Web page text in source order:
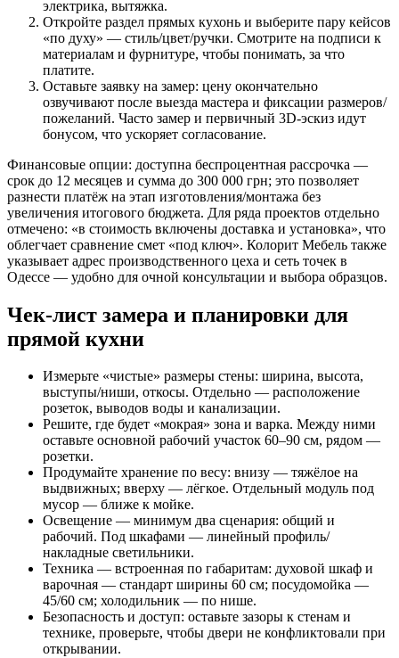
электрика, вытяжка.
Откройте раздел прямых кухонь и выберите пару кейсов
«по духу» — стиль/цвет/ручки. Смотрите на подписи к
материалам и фурнитуре, чтобы понимать, за что
платите.
Оставьте заявку на замер: цену окончательно
озвучивают после выезда мастера и фиксации размеров/
пожеланий. Часто замер и первичный 3D-эскиз идут
бонусом, что ускоряет согласование.
Финансовые опции: доступна беспроцентная рассрочка —
срок до 12 месяцев и сумма до 300 000 грн; это позволяет
разнести платёж на этап изготовления/монтажа без
увеличения итогового бюджета. Для ряда проектов отдельно
отмечено: «в стоимость включены доставка и установка», что
облегчает сравнение смет «под ключ». Колорит Мебель также
указывает адрес производственного цеха и сеть точек в
Одессе — удобно для очной консультации и выбора образцов.
Чек-лист замера и планировки для
прямой кухни
Измерьте «чистые» размеры стены: ширина, высота,
выступы/ниши, откосы. Отдельно — расположение
розеток, выводов воды и канализации.
Решите, где будет «мокрая» зона и варка. Между ними
оставьте основной рабочий участок 60–90 см, рядом —
розетки.
Продумайте хранение по весу: внизу — тяжёлое на
выдвижных; вверху — лёгкое. Отдельный модуль под
мусор — ближе к мойке.
Освещение — минимум два сценария: общий и
рабочий. Под шкафами — линейный профиль/
накладные светильники.
Техника — встроенная по габаритам: духовой шкаф и
варочная — стандарт ширины 60 см; посудомойка —
45/60 см; холодильник — по нише.
Безопасность и доступ: оставьте зазоры к стенам и
технике, проверьте, чтобы двери не конфликтовали при
открывании.